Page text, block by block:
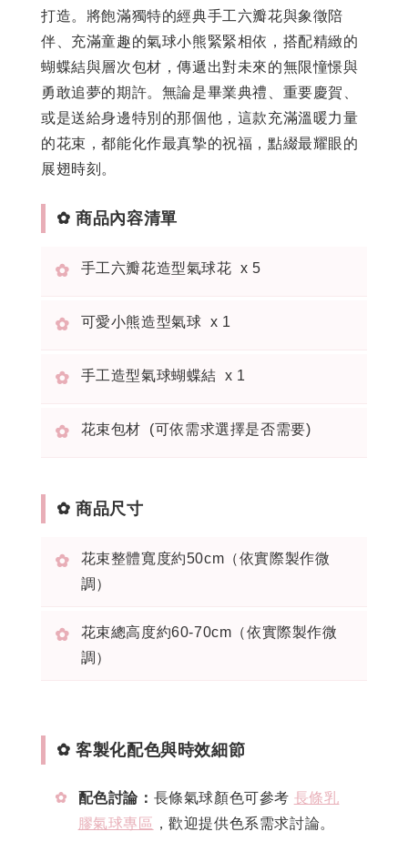
打造。將飽滿獨特的經典手工六瓣花與象徵陪
伴、充滿童趣的氣球小熊緊緊相依，搭配精緻的
蝴蝶結與層次包材，傳遞出對未來的無限憧憬與
勇敢追夢的期許。無論是畢業典禮、重要慶賀、
或是送給身邊特別的那個他，這款充滿溫暖力量
的花束，都能化作最真摯的祝福，點綴最耀眼的
展翅時刻。
✿ 商品內容清單
✿ 手工六瓣花造型氣球花 x 5
✿ 可愛小熊造型氣球 x 1
✿ 手工造型氣球蝴蝶結 x 1
✿ 花束包材 (可依需求選擇是否需要)
✿ 商品尺寸
✿
花束整體寬度約50cm（依實際製作微
調）
✿
花束總高度約60-70cm（依實際製作微
調）
✿ 客製化配色與時效細節
✿ 配色討論： 長條氣球顏色可參考 長條乳
膠氣球專區 ，歡迎提供色系需求討論。